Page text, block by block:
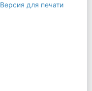
Версия для печати